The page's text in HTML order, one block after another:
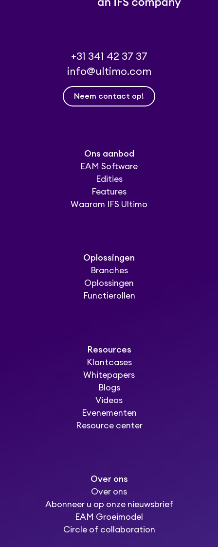
+31 341 42 37 37
info@ultimo.com
Neem contact op!
Ons aanbod
EAM Software
Edities
Features
Waarom IFS Ultimo
Oplossingen
Branches
Oplossingen
Functierollen
Resources
Klantcases
Whitepapers
Blogs
Videos
Evenementen
Resource center
Over ons
Over ons
Abonneer u op onze nieuwsbrief
EAM Groeimodel
Circle of collaboration